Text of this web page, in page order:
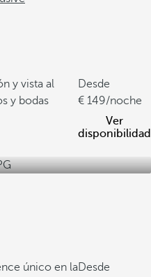
y vista al
y bodas
Desde
149/noche
Ver
disponibilidad
único en laDesde